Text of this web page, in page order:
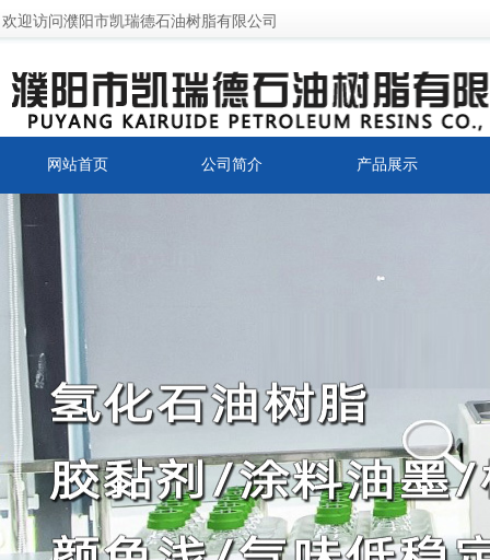
欢迎访问濮阳市凯瑞德石油树脂有限公司
网站首页 公司简介 产品展示